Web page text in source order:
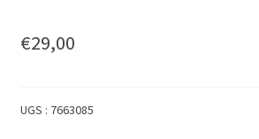
€29,00
UGS : 7663085